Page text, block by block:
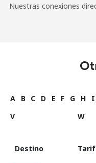
Nuestras conexiones
A B C D E F G H I
V
W
Destino